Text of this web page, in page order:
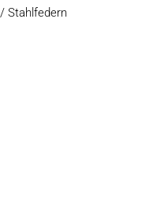
/ Stahlfedern